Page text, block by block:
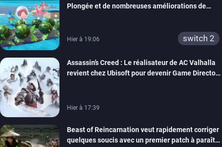
Plongée et de nombreuses améliorations de
Hier à 19:06 switch 2
Assassin’s Creed : Le réalisateur de AC Valhalla
revient chez Ubisoft pour devenir Game Director
Hier à 17:39
Beast of Reincarnation veut rapidement corriger
quelques soucis avec un premier patch à paraître